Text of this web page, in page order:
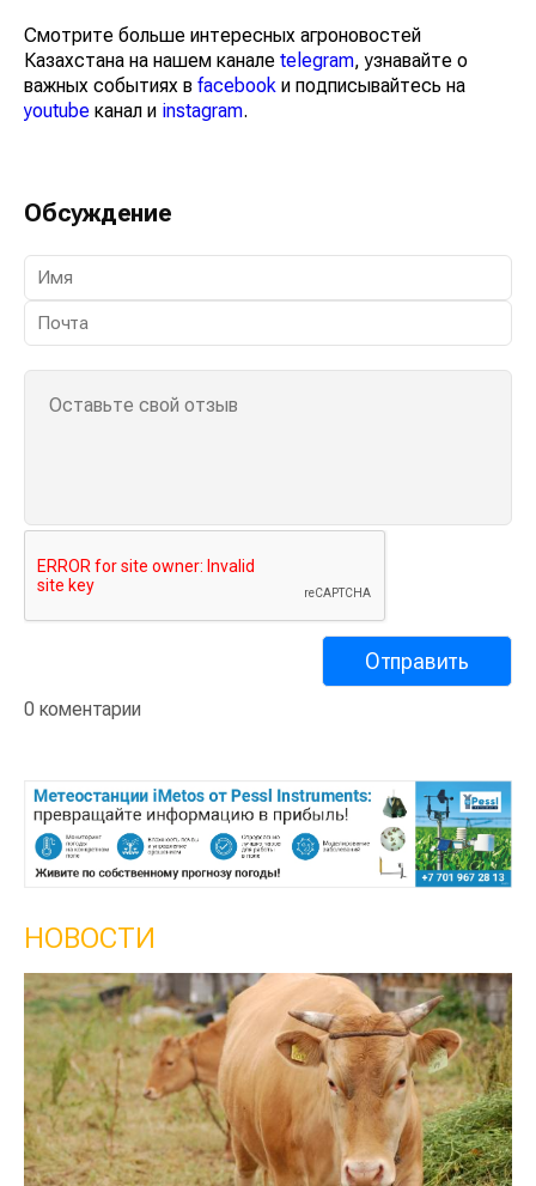
Смотрите больше интересных агроновостей
Казахстана на нашем канале telegram, узнавайте о
важных событиях в facebook и подписывайтесь на
youtube канал и instagram.
Обсуждение
0 коментарии
НОВОСТИ